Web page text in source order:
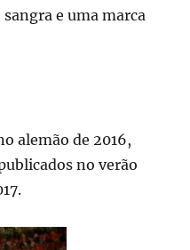
e uma marca
alemão de 2016,
no verão